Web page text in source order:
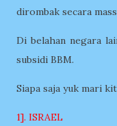
dirombak secara
Di belahan negara
subsidi BBM.
Siapa saja yuk mari
1]. ISRAEL